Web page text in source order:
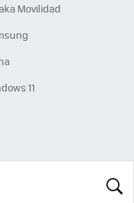
Movilidad
11